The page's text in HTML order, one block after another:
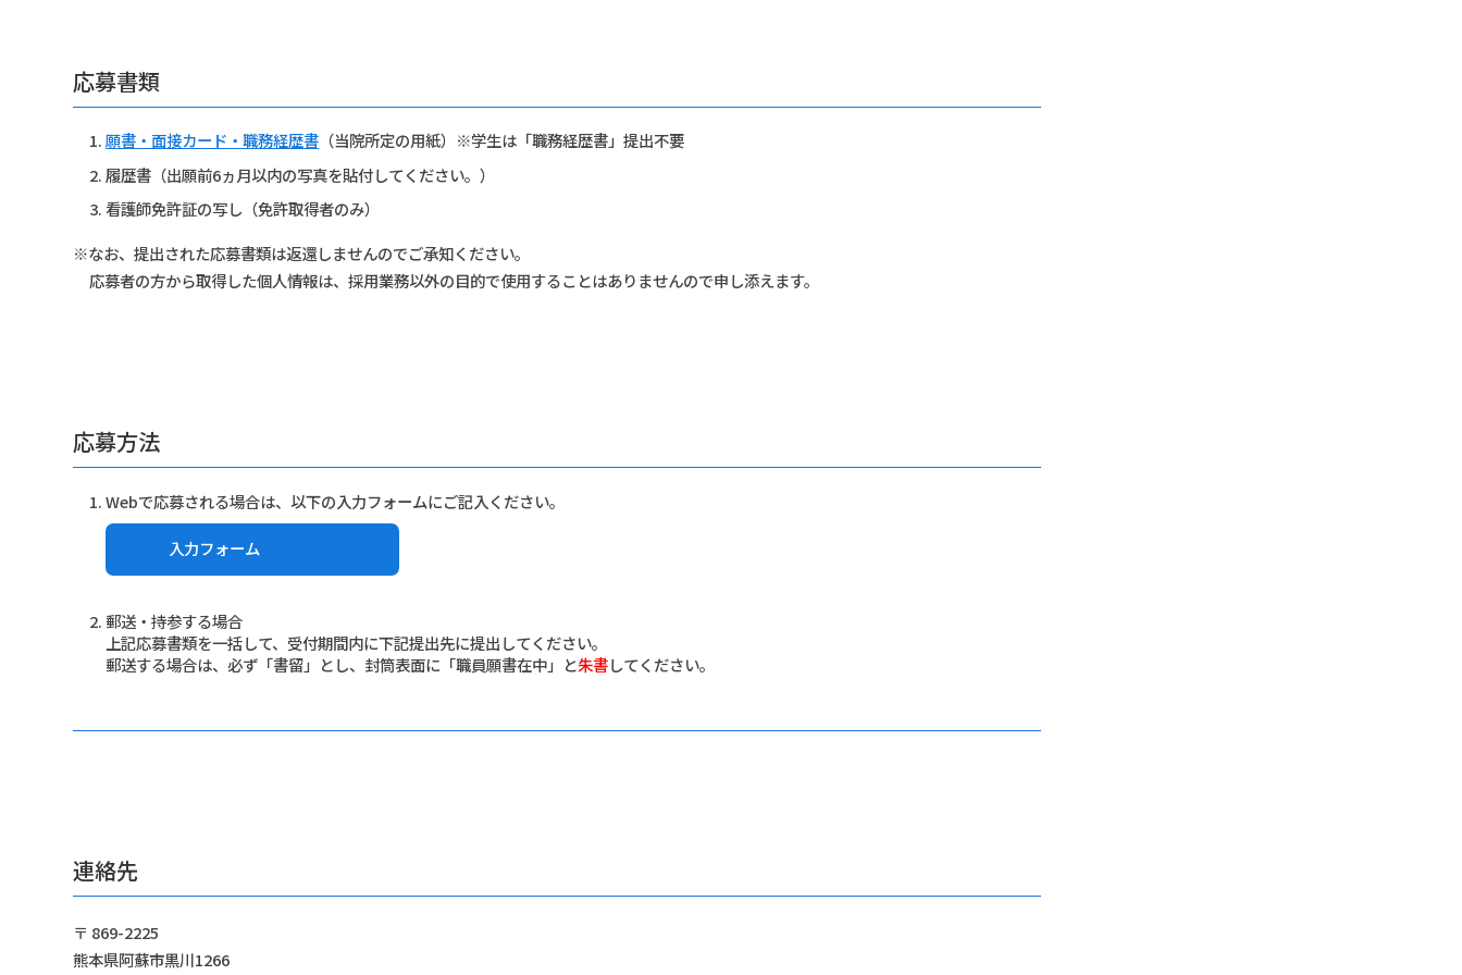
応募書類
願書・面接カード・職務経歴書 （当院所定の用紙）※学生は「職務経歴書」提出不要
履歴書（出願前6ヵ月以内の写真を貼付してください。）
看護師免許証の写し（免許取得者のみ）
※なお、提出された応募書類は返還しませんのでご承知ください。
応募者の方から取得した個人情報は、採用業務以外の目的で使用することはありませんので申し添えます。
応募方法
Webで応募される場合は、以下の入力フォームにご記入ください。
入力フォーム
郵送・持参する場合
上記応募書類を一括して、受付期間内に下記提出先に提出してください。
郵送する場合は、必ず「書留」とし、封筒表面に「職員願書在中」と朱書してください。
連絡先
〒 869-2225
熊本県阿蘇市黒川1266